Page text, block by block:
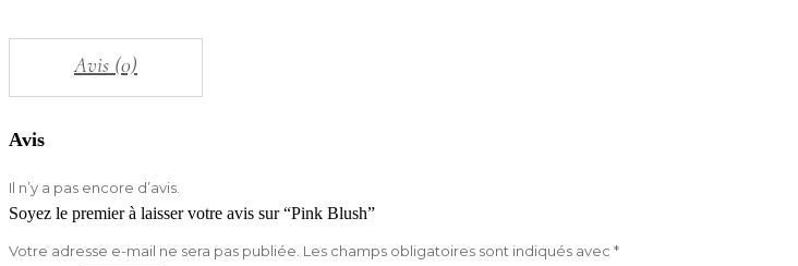
Avis (0)
Avis
Il n’y a pas encore d’avis.
Soyez le premier à laisser votre avis sur “Pink Blush”
Votre adresse e-mail ne sera pas publiée. Les champs obligatoires sont indiqués avec *